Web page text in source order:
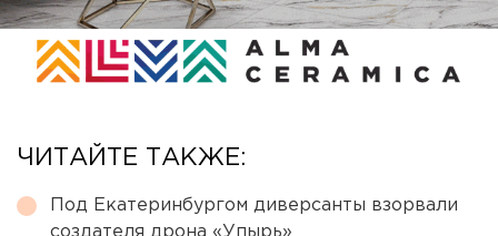
ЧИТАЙТЕ ТАКЖЕ:
Под Екатеринбургом диверсанты взорвали
создателя дрона «Упырь»